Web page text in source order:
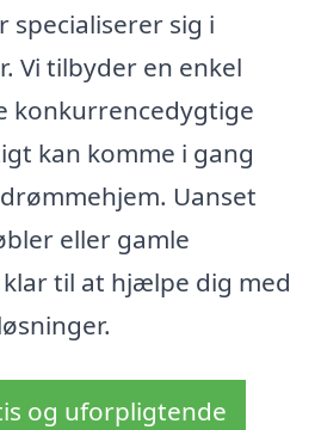
specialiserer sig i
Vi tilbyder en enkel
konkurrencedygtige
kan komme i gang
Uanset
eller gamle
til at hjælpe dig med
og uforpligtende